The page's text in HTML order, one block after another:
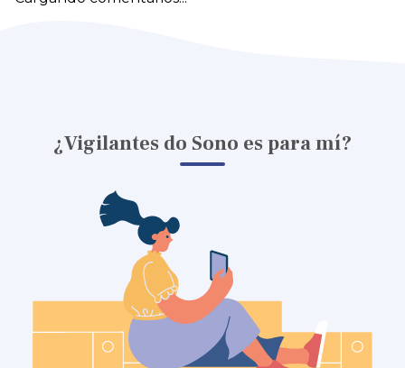
¿Vigilantes do Sono es para mí?